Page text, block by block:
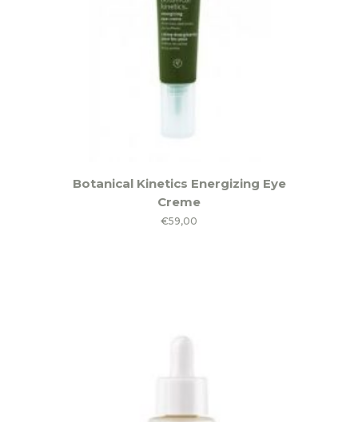
Botanical Kinetics Energizing Eye
Creme
€59,00